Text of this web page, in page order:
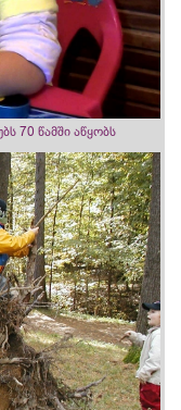
70 წამში აწყობს